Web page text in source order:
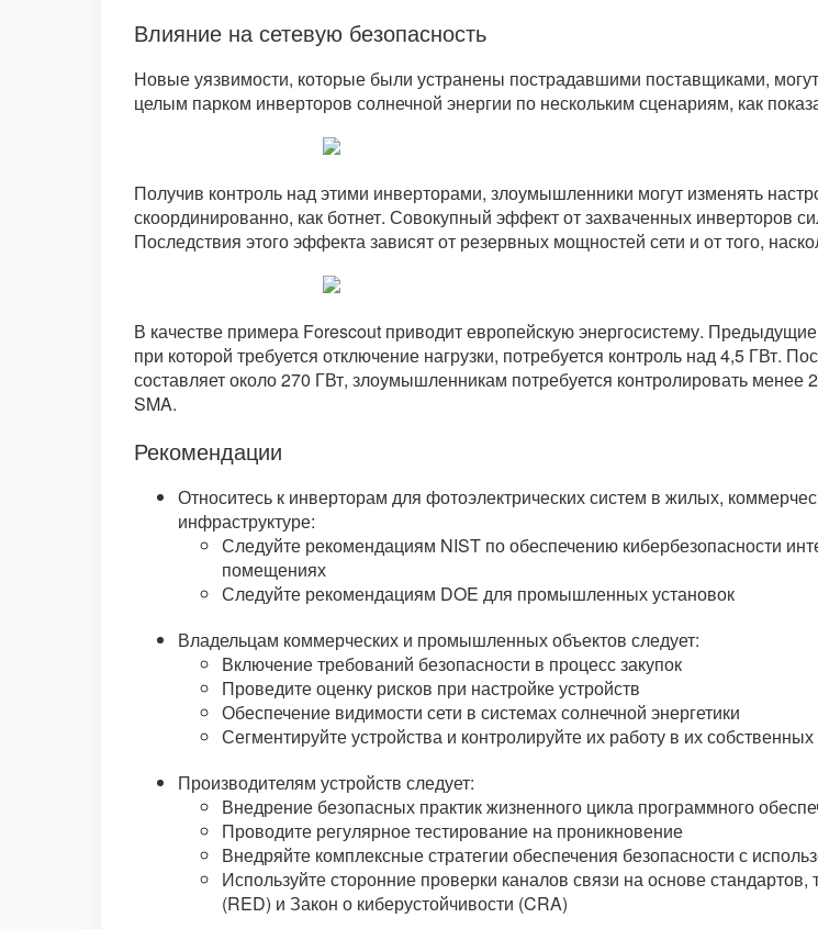
Влияние на сетевую безопасность
Новые уязвимости, которые были устранены пострадавшими поставщиками,
целым парком инверторов солнечной энергии по нескольким сценариям, как
Получив контроль над этими инверторами, злоумышленники могут изменять
скоординированно, как ботнет. Совокупный эффект от захваченных инверторов
Последствия этого эффекта зависят от резервных мощностей сети и от того,
В качестве примера Forescout приводит европейскую энергосистему.
при которой требуется отключение нагрузки, потребуется контроль над 4,5 ГВт.
составляет около 270 ГВт, злоумышленникам потребуется контролировать
SMA.
Рекомендации
Относитесь к инверторам для фотоэлектрических систем в жилых,
инфраструктуре:
Следуйте рекомендациям NIST по обеспечению кибербезопасности
помещениях
Следуйте рекомендациям DOE для промышленных установок
Владельцам коммерческих и промышленных объектов следует:
Включение требований безопасности в процесс закупок
Проведите оценку рисков при настройке устройств
Обеспечение видимости сети в системах солнечной энергетики
Сегментируйте устройства и контролируйте их работу в их собственных
Производителям устройств следует:
Внедрение безопасных практик жизненного цикла программного
Проводите регулярное тестирование на проникновение
Внедряйте комплексные стратегии обеспечения безопасности с
Используйте сторонние проверки каналов связи на основе
(RED) и Закон о киберустойчивости (CRA)